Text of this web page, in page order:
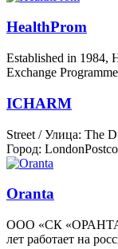
HealthProm
Established in 1984,
Exchange
ICHARM
Street / Улица: The
Город:
Oranta
ООО «СК «ОРАНТА»
лет работает на